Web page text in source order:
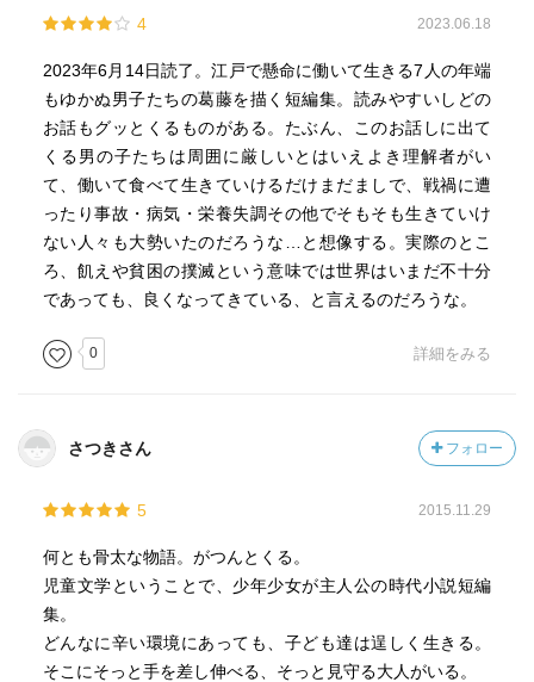
4 2023.06.18
2023年6月14日読了。江戸で懸命に働いて生きる7人の年端
もゆかぬ男子たちの葛藤を描く短編集。読みやすいしどの
お話もグッとくるものがある。たぶん、このお話しに出て
くる男の子たちは周囲に厳しいとはいえよき理解者がい
て、働いて食べて生きていけるだけまだましで、戦禍に遭
ったり事故・病気・栄養失調その他でそもそも生きていけ
ない人々も大勢いたのだろうな…と想像する。実際のとこ
ろ、飢えや貧困の撲滅という意味では世界はいまだ不十分
であっても、良くなってきている、と言えるのだろうな。
0 詳細をみる
さつきさん フォロー
5 2015.11.29
何とも骨太な物語。がつんとくる。
児童文学ということで、少年少女が主人公の時代小説短編
集。
どんなに辛い環境にあっても、子ども達は逞しく生きる。
そこにそっと手を差し伸べる、そっと見守る大人がいる。